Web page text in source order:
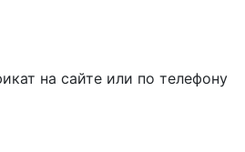
на сайте или по телефону